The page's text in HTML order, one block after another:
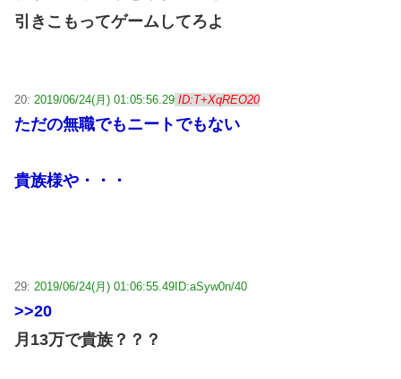
引きこもってゲームしてろよ
20: 2019/06/24(月) 01:05:56.29 ID:T+XqREO20
ただの無職でもニートでもない
貴族様や・・・
29: 2019/06/24(月) 01:06:55.49ID:aSyw0n/40
>>20
月13万で貴族？？？